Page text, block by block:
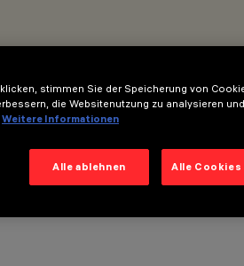
stimmen Sie der Speicherung von
die Websitenutzung zu analysieren
Weitere Informationen
Alle ablehnen Alle